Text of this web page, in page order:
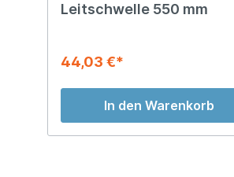
Leitschwelle 550 mm
44,03 €*
In den Warenkorb